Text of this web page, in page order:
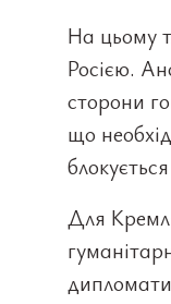
На цьому
Росією.
сторони
що
Для